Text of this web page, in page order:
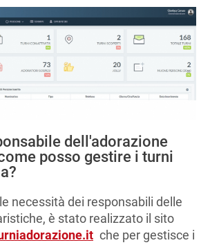
dell'adorazione
posso gestire i turni
necessità dei responsabili delle
è stato realizzato il sito
che per gestisce i